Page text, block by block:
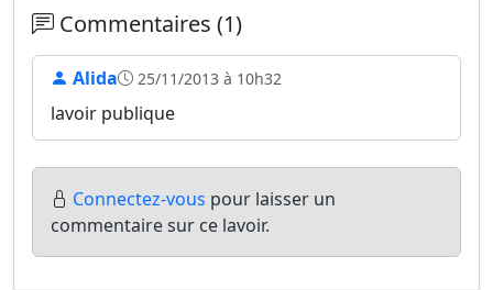
Commentaires (1)
Alida 25/11/2013 à 10h32
lavoir publique
Connectez-vous pour laisser un
commentaire sur ce lavoir.